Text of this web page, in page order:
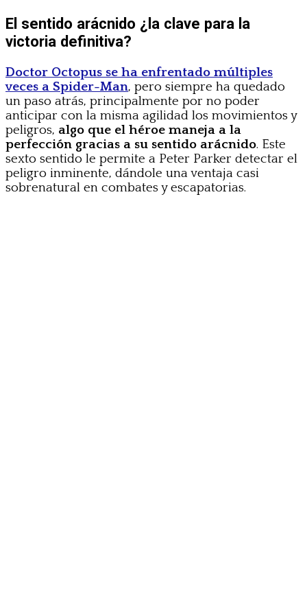
El sentido arácnido ¿la clave para la
victoria definitiva?
Doctor Octopus se ha enfrentado múltiples
veces a Spider-Man, pero siempre ha quedado
un paso atrás, principalmente por no poder
anticipar con la misma agilidad los movimientos y
peligros, algo que el héroe maneja a la
perfección gracias a su sentido arácnido. Este
sexto sentido le permite a Peter Parker detectar el
peligro inminente, dándole una ventaja casi
sobrenatural en combates y escapatorias.